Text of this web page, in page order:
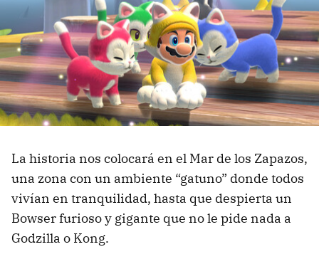
La historia nos colocará en el Mar de los Zapazos,
una zona con un ambiente “gatuno” donde todos
vivían en tranquilidad, hasta que despierta un
Bowser furioso y gigante que no le pide nada a
Godzilla o Kong.